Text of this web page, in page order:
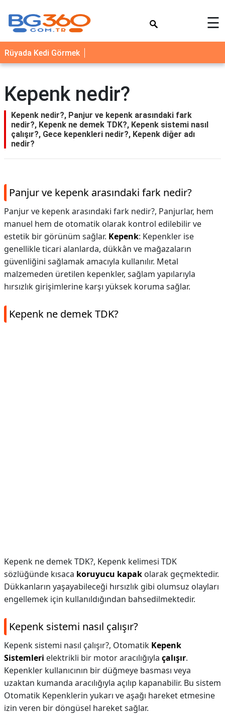
YEMEK
TARİFLERİ
NEDİR
FAYDALARI
SAĞLIK
☰
Rüyada Kedi Görmek
Kepenk nedir?
Kepenk nedir?, Panjur ve kepenk arasındaki fark
nedir?, Kepenk ne demek TDK?, Kepenk sistemi nasıl
çalışır?, Gece kepenkleri nedir?, Kepenk diğer adı
nedir?
Panjur ve kepenk arasındaki fark nedir?
Panjur ve kepenk arasındaki fark nedir?, Panjurlar, hem
manuel hem de otomatik olarak kontrol edilebilir ve
estetik bir görünüm sağlar. Kepenk: Kepenkler ise
genellikle ticari alanlarda, dükkân ve mağazaların
güvenliğini sağlamak amacıyla kullanılır. Metal
malzemeden üretilen kepenkler, sağlam yapılarıyla
hırsızlık girişimlerine karşı yüksek koruma sağlar.
Kepenk ne demek TDK?
Kepenk ne demek TDK?, Kepenk kelimesi TDK
sözlüğünde kısaca koruyucu kapak olarak geçmektedir.
Dükkanların yaşayabileceği hırsızlık gibi olumsuz olayları
engellemek için kullanıldığından bahsedilmektedir.
Kepenk sistemi nasıl çalışır?
Kepenk sistemi nasıl çalışır?, Otomatik Kepenk
Sistemleri elektrikli bir motor aracılığıyla çalışır.
Kepenkler kullanıcının bir düğmeye basması veya
uzaktan kumanda aracılığıyla açılıp kapanabilir. Bu sistem
Otomatik Kepenklerin yukarı ve aşağı hareket etmesine
izin veren bir döngüsel hareket sağlar.